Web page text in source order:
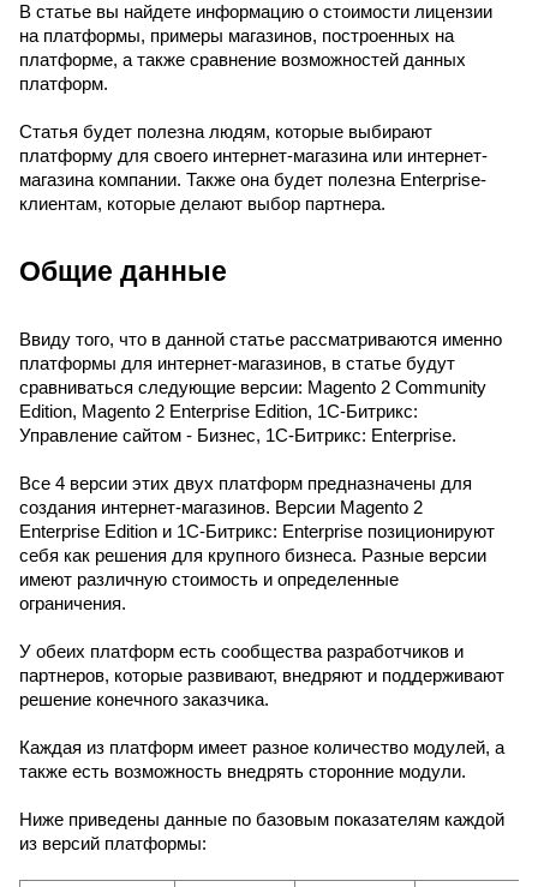
В статье вы найдете информацию о стоимости лицензии
на платформы, примеры магазинов, построенных на
платформе, а также сравнение возможностей данных
платформ.
Статья будет полезна людям, которые выбирают
платформу для своего интернет-магазина или интернет-
магазина компании. Также она будет полезна Enterprise-
клиентам, которые делают выбор партнера.
Общие данные
Ввиду того, что в данной статье рассматриваются именно
платформы для интернет-магазинов, в статье будут
сравниваться следующие версии: Magento 2 Community
Edition, Magento 2 Enterprise Edition, 1С-Битрикс:
Управление сайтом - Бизнес, 1С-Битрикс: Enterprise.
Все 4 версии этих двух платформ предназначены для
создания интернет-магазинов. Версии Magento 2
Enterprise Edition и 1С-Битрикс: Enterprise позиционируют
себя как решения для крупного бизнеса. Разные версии
имеют различную стоимость и определенные
ограничения.
У обеих платформ есть сообщества разработчиков и
партнеров, которые развивают, внедряют и поддерживают
решение конечного заказчика.
Каждая из платформ имеет разное количество модулей, а
также есть возможность внедрять сторонние модули.
Ниже приведены данные по базовым показателям каждой
из версий платформы: